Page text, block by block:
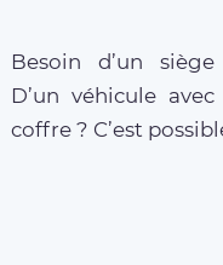
Besoin d’un
D’un véhicule
coffre ? C’est